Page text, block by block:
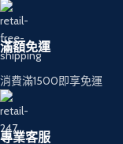
滿額免運
消費滿1500即享免運
專業客服